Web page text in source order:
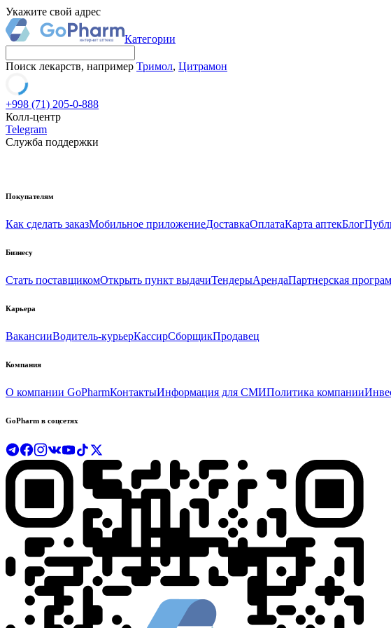
Укажите свой адрес
Категории
Поиск лекарств, например Тримол, Цитрамон
+998 (71) 205-0-888
Колл-центр
Telegram
Служба поддержки
Покупателям
Как сделать заказМобильное приложениеДоставкаОплатаКарта аптекБлог
Бизнесу
Стать поставщикомОткрыть пункт выдачиТендерыАрендаПартнерская
Карьера
ВакансииВодитель-курьерКассирСборщикПродавец
Компания
О компании GoPharmКонтактыИнформация для СМИПолитика компании
GoPharm в соцсетях